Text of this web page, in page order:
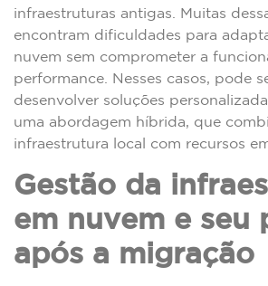
infraestruturas antigas. Muitas
encontram dificuldades para
nuvem sem comprometer a
performance. Nesses casos, pode
desenvolver soluções
uma abordagem híbrida, que
infraestrutura local com recursos
Gestão da
em nuvem e seu
após a migração